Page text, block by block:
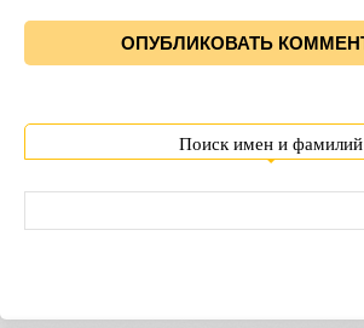
Поиск имен и фамилий